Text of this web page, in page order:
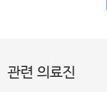
관련 의료진